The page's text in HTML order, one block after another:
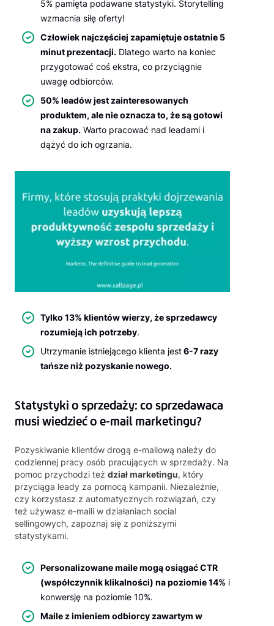
5% pamięta podawane statystyki. Storytelling
wzmacnia siłę oferty!
Człowiek najczęściej zapamiętuje ostatnie 5
minut prezentacji. Dlatego warto na koniec
przygotować coś ekstra, co przyciągnie
uwagę odbiorców.
50% leadów jest zainteresowanych
produktem, ale nie oznacza to, że są gotowi
na zakup. Warto pracować nad leadami i
dążyć do ich ogrzania.
Tylko 13% klientów wierzy, że sprzedawcy
rozumieją ich potrzeby.
Utrzymanie istniejącego klienta jest6-7 razy
tańsze niż pozyskanie nowego.
Statystyki o sprzedaży: co sprzedawaca
musi wiedzieć o e-mail marketingu?
Pozyskiwanie klientów drogą e-mailową należy do
codziennej pracy osób pracujących w sprzedaży. Na
pomoc przychodzi też dział marketingu, który
przyciąga leady za pomocą kampanii. Niezależnie,
czy korzystasz z automatycznych rozwiązań, czy
też używasz e-maili w działaniach social
sellingowych, zapoznaj się z poniższymi
statystykami.
Personalizowane maile mogą osiągać CTR
(współczynnik klikalności) na poziomie 14% i
konwersję na poziomie 10%.
Maile z imieniem odbiorcy zawartym w